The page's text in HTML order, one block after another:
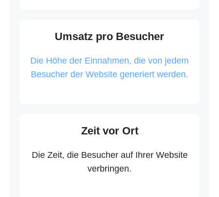
Umsatz pro Besucher
Die Höhe der Einnahmen, die von jedem
Besucher der Website generiert werden.
Zeit vor Ort
Die Zeit, die Besucher auf Ihrer Website
verbringen.